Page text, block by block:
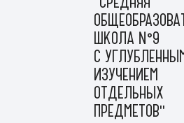
ШКОЛА №9
С
ИЗУЧЕНИЕМ
ОТДЕЛЬНЫХ
ПРЕДМЕТОВ"